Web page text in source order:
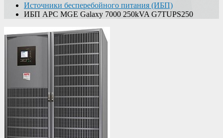
Источники бесперебойного питания (ИБП)
ИБП APC MGE Galaxy 7000 250kVA G7TUPS250